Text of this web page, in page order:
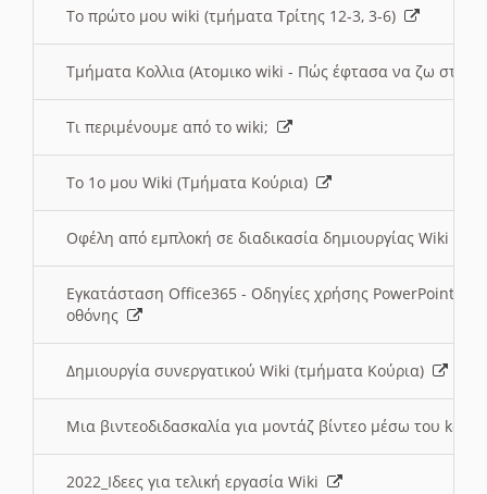
Το πρώτο μου wiki (τμήματα Τρίτης 12-3, 3-6)
Τμήματα Κολλια (Ατομικο wiki - Πώς έφτασα να ζω στην
Τι περιμένουμε από το wiki;
Το 1ο μου Wiki (Τμήματα Κούρια)
Οφέλη από εμπλοκή σε διαδικασία δημιουργίας Wiki
Εγκατάσταση Office365 - Οδηγίες χρήσης PowerPoint
οθόνης
Δημιουργία συνεργατικού Wiki (τμήματα Κούρια)
Μια βιντεοδιδασκαλία για μοντάζ βίντεο μέσω του
2022_Ιδεες για τελική εργασία Wiki